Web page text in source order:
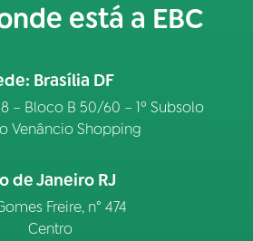
está a EBC
Brasília DF
– Bloco B 50/60 – 1º Subsolo
Venâncio Shopping
de Janeiro RJ
Freire, n° 474
Centro